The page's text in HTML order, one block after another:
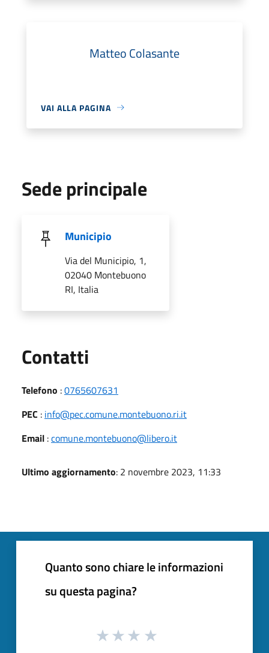
Matteo Colasante
VAI ALLA PAGINA
Sede principale
Municipio
Via del Municipio, 1,
02040 Montebuono
RI, Italia
Contatti
Telefono :0765607631
PEC : info@pec.comune.montebuono.ri.it
Email :comune.montebuono@libero.it
Ultimo aggiornamento: 2 novembre 2023, 11:33
Quanto sono chiare le informazioni
su questa pagina?